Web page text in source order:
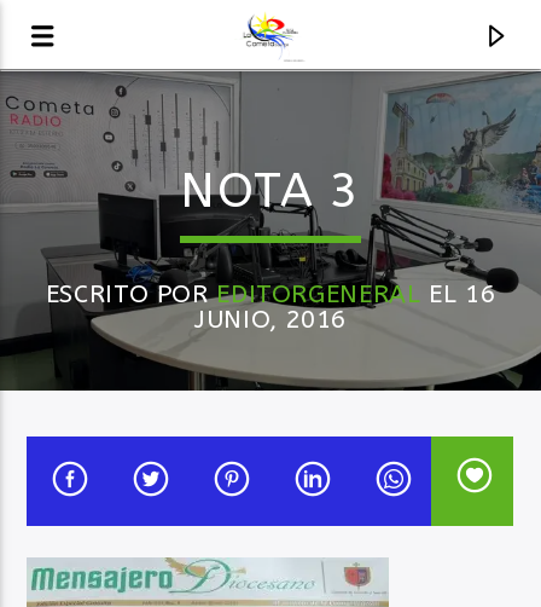
AUDIO EN VIVO
LA COMETA, SEÑALES A CIELO ABIERTO
NOTA 3
ESCRITO POREDITORGENERAL EL 16
JUNIO, 2016